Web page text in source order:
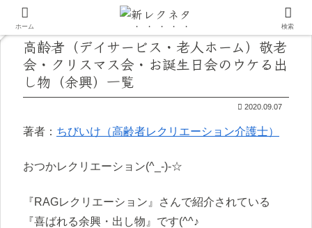
高齢者（デイサービス・老人ホーム）敬老
会・クリスマス会・お誕生日会のウケる出
し物（余興）一覧
2020.09.07
著者： ちびいけ（高齢者レクリエーション介護士）
おつかレクリエーション(^_-)-☆
『RAGレクリエーション』さんで紹介されている
『喜ばれる余興・出し物』です(^^♪
ホーム 検索